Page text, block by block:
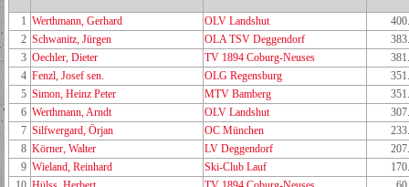
1 Werthmann, Gerhard OLV Landshut
2 Schwanitz, Jürgen OLA TSV Deggendorf
3 Oechler, Dieter TV 1894 Coburg-Neuses
4 Fenzl, Josef sen. OLG Regensburg
5 Simon, Heinz Peter MTV Bamberg
6 Werthmann, Arndt OLV Landshut
7 Silfwergard, Örjan OC München
8 Körner, Walter LV Deggendorf
9 Wieland, Reinhard Ski-Club Lauf